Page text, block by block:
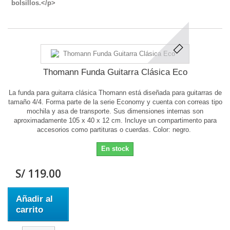
Thomann Funda Guitarra Clásica Eco
La funda para guitarra clásica Thomann está diseñada para guitarras de
tamaño 4/4. Forma parte de la serie Economy y cuenta con correas tipo
mochila y asa de transporte. Sus dimensiones internas son
aproximadamente 105 x 40 x 12 cm. Incluye un compartimento para
accesorios como partituras o cuerdas. Color: negro.
En stock
S/ 119.00
Añadir al
carrito